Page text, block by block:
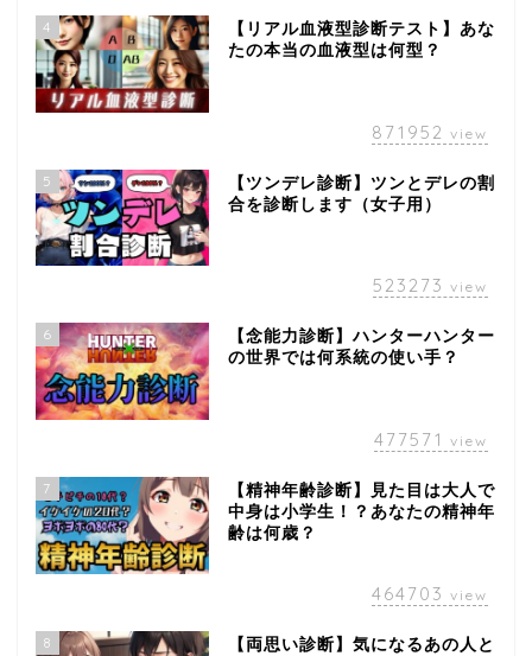
4
【リアル血液型診断テスト】あな
たの本当の血液型は何型？
871952 view
5
【ツンデレ診断】ツンとデレの割
合を診断します（女子用）
523273 view
6
【念能力診断】ハンターハンター
の世界では何系統の使い手？
477571 view
7
【精神年齢診断】見た目は大人で
中身は小学生！？あなたの精神年
齢は何歳？
464703 view
8
【両思い診断】気になるあの人と